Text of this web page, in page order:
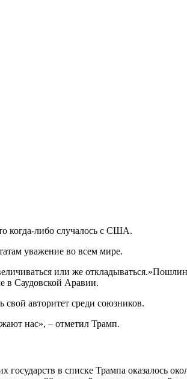
когда-либо случалось с США.
уважение во всем мире.
или же
в Саудовской Аравии.
авторитет среди союзников.
нас», – отметил Трамп.
в списке Трампа оказалось